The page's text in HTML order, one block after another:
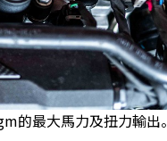
的最大馬力及扭力輸出。